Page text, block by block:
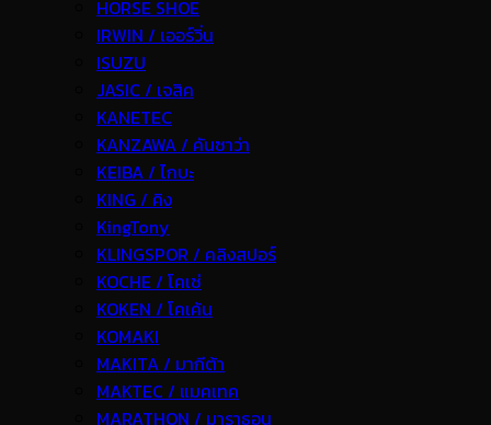
HORSE SHOE
IRWIN / เออร์วิ่น
ISUZU
JASIC / เจสิค
KANETEC
KANZAWA / คันซาว่า
KEIBA / ไกบะ
KING / คิง
KingTony
KLINGSPOR / คลิงสปอร์
KOCHE / โคเช่
KOKEN / โคเค้น
KOMAKI
MAKITA / มากีต้า
MAKTEC / แมคเทค
MARATHON / มาราธอน